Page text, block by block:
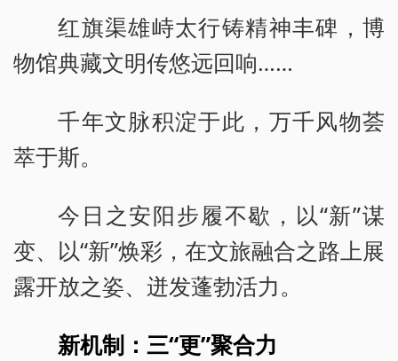
红旗渠雄峙太行铸精神丰碑，博
物馆典藏文明传悠远回响……
千年文脉积淀于此，万千风物荟
萃于斯。
今日之安阳步履不歇，以“新”谋
变、以“新”焕彩，在文旅融合之路上展
露开放之姿、迸发蓬勃活力。
新机制：三“更”聚合力